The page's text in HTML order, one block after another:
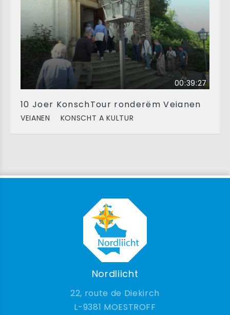
00:39:27
10 Joer KonschTour ronderëm Veianen
VEIANEN KONSCHT A KULTUR
Nordliicht
22, route de Diekirch
9381 MOESTROFF